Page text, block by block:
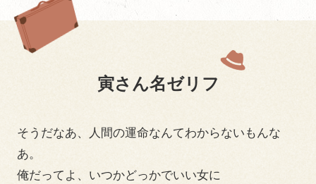
寅さん名ゼリフ
そうだなあ、人間の運命なんてわからないもんな
あ。
俺だってよ、いつかどっかでいい女に